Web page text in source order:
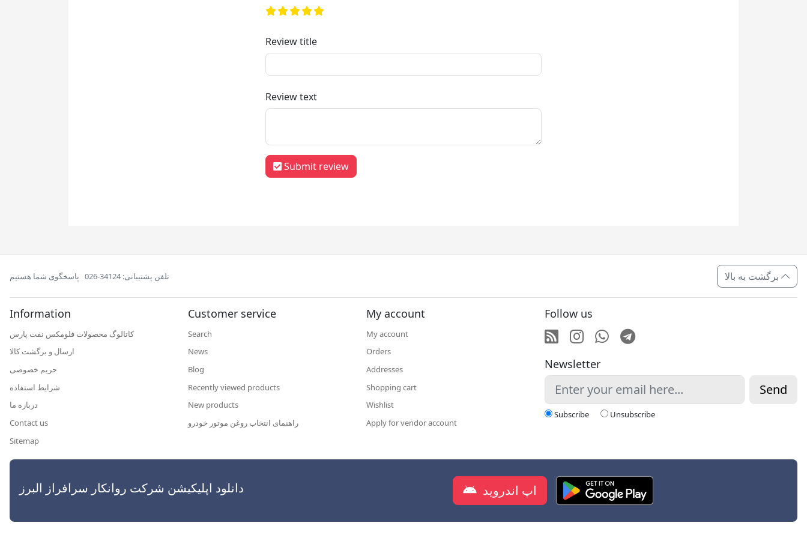
Review title
Review text
Submit review
تلفن پشتیبانی: 34124-026 پاسخگوی شما هستیم
Information
کاتالوگ محصولات فلومکس نفت پارس
ارسال و برگشت کالا
حریم خصوصی
شرایط استفاده
درباره ما
Contact us
Sitemap
Customer service
Search
News
Blog
Recently viewed products
New products
راهنمای انتخاب روغن موتور خودرو
My account
My account
Orders
Addresses
Shopping cart
Wishlist
Apply for vendor account
Follow us
RSSInstagram
Whatsapp
Telegram
Newsletter
Send
Subscribe Unsubscribe
اپ اندروید